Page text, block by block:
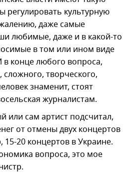
регулировать культурную
даже самые
любимые, даже и в какой-то
в том или ином виде
в конце любого вопроса,
творческого,
знаменит, стоят
журналистам.
или сам артист подсчитал,
от отмены двух концертов
20 концертов в Украине.
вопроса, это мое